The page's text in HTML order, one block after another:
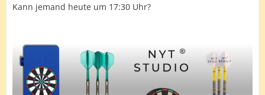
Kann jemand heute um 17:30 Uhr?